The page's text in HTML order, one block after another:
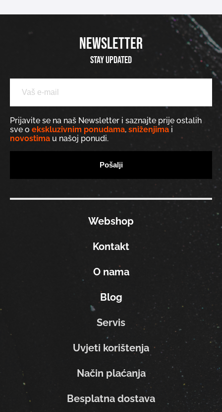
NEWSLETTER
Stay updated
Prijavite se na naš Newsletter i saznajte prije ostalih
sve o ekskluzivnim ponudama, sniženjima i
novostima u našoj ponudi.
Webshop
Kontakt
O nama
Blog
Servis
Uvjeti korištenja
Način plaćanja
Besplatna dostava